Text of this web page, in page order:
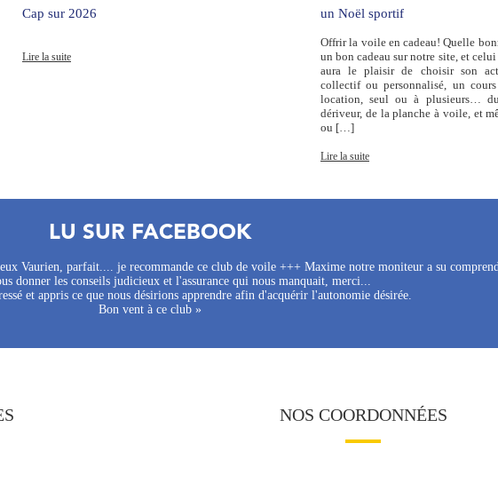
Cap sur 2026
Lire la suite
un Noël sportif
Offrir la voile en cadeau! Quelle
un bon cadeau sur notre site, et
aura le plaisir de choisir son
collectif ou personnalisé, un
location, seul ou à plusieurs… du
dériveur, de la planche à voile, et
ou […]
Lire la suite
LU SUR FACEBOOK
Vaurien, parfait.... je recommande ce club de voile +++ Maxime notre moniteur a su
donner les conseils judicieux et l'assurance qui nous manquait, merci...
et appris ce que nous désirions apprendre afin d'acquérir l'autonomie désirée.
Bon vent à ce club »
NOS COORDONNÉES